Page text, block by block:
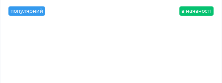
популярний в наявності